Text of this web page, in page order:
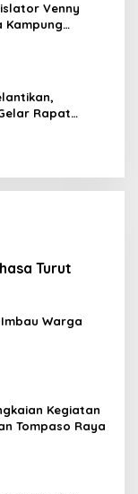
Venny
Kampung
Rapat
Turut
Warga
Kegiatan
Tompaso Raya